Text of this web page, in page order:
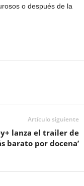
o después de la
Artículo siguiente
lanza el trailer de
barato por docena’